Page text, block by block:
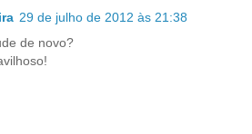
29 de julho de 2012 às 21:38
de novo?